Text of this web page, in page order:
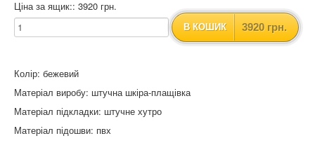
Ціна за ящик:: 3920 грн.
В КОШИК 3920 грн.
Колір: бежевий
Матеріал виробу: штучна шкіра-плащівка
Матеріал підкладки: штучне хутро
Матеріал підошви: пвх